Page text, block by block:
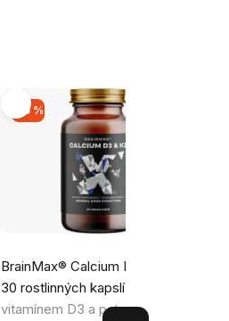
-15 %
BrainMax® Calcium D3 & K2,
30 rostlinných kapslí
vitamínem D3 a patentovanou